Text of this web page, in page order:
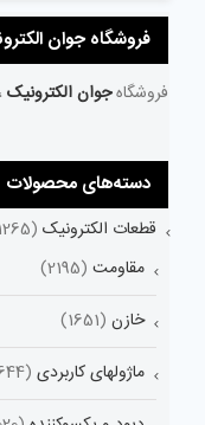
فروشگاه جوان
فروشگاهجوان الکترونیک
دسته‌های محصولات
قطعات الکترونیک (11265)
مقاومت (2195)
خازن (1651)
ماژولهای کاربردی (1644)